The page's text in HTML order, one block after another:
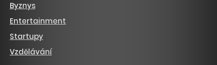
Byznys
Entertainment
Startupy
Vzdělávání